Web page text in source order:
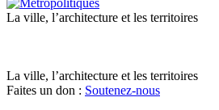
La ville, l’architecture et les territoires
La ville, l’architecture et les territoires
Faites un don : Soutenez-nous